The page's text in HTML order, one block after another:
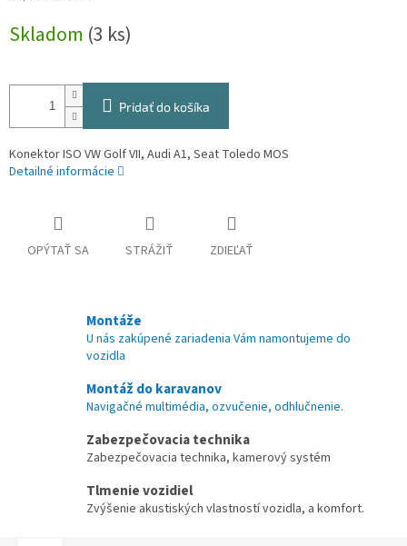
cena:
Skladom (3 ks)
Pridať do košíka
Konektor ISO VW Golf VII, Audi A1, Seat Toledo MOS
Detailné informácie
OPÝTAŤ SA STRÁŽIŤ ZDIEĽAŤ
Montáže
U nás zakúpené zariadenia Vám namontujeme do
vozidla
Montáž do karavanov
Navigačné multimédia, ozvučenie, odhlučnenie.
Zabezpečovacia technika
Zabezpečovacia technika, kamerový systém
Tlmenie vozidiel
Zvýšenie akustiských vlastností vozidla, a komfort.